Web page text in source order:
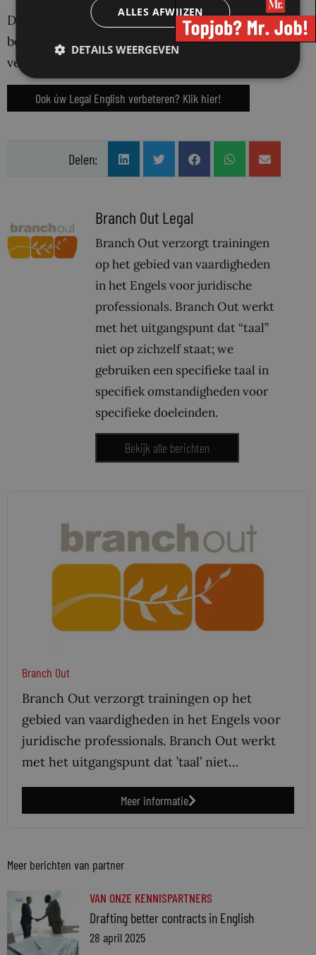
Dus ja, alleen maar perfect Legal English
beheersen is lang niet genoeg. Er komt nog
veel meer bij kijken! Diepe zucht…
Ook úw Legal English verbeteren? Klik hier!
Delen:
Branch Out Legal
Branch Out verzorgt trainingen
op het gebied van vaardigheden
in het Engels voor juridische
professionals. Branch Out werkt
met het uitgangspunt dat “taal”
niet op zichzelf staat; we
gebruiken een specifieke taal in
specifiek omstandigheden voor
specifieke doeleinden.
Bekijk alle berichten
Branch Out
Branch Out verzorgt trainingen op het
gebied van vaardigheden in het Engels voor
juridische professionals. Branch Out werkt
met het uitgangspunt dat ’taal’ niet…
Meer informatie
Meer berichten van partner
VAN ONZE KENNISPARTNERS
Drafting better contracts in English
28 april 2025
ALLES AFWIJZEN
DETAILS WEERGEVEN